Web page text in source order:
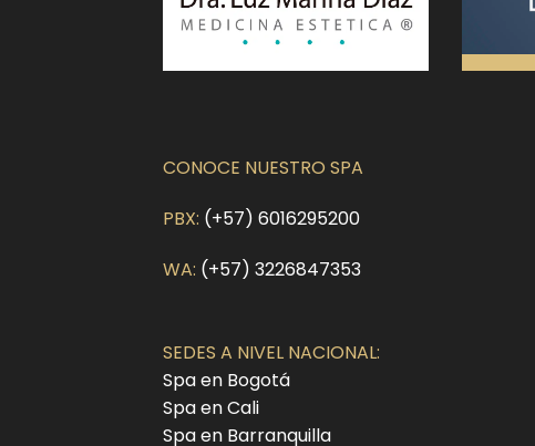
CONOCE NUESTRO SPA
PBX: (+57) 6016295200
WA: (+57) 3226847353
SEDES A NIVEL NACIONAL:
Spa en Bogotá
Spa en Cali
Spa en Barranquilla